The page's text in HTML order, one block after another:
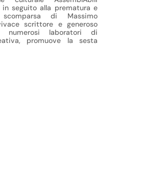
in seguito alla prematura e
scomparsa di Massimo
scrittore e generoso
numerosi laboratori di
promuove la sesta